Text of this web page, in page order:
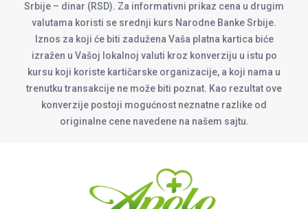
Srbije – dinar (RSD). Za informativni prikaz cena u drugim
valutama koristi se srednji kurs Narodne Banke Srbije.
Iznos za koji će biti zadužena Vaša platna kartica biće
izražen u Vašoj lokalnoj valuti kroz konverziju u istu po
kursu koji koriste kartičarske organizacije, a koji nama u
trenutku transakcije ne može biti poznat. Kao rezultat ove
konverzije postoji mogućnost neznatne razlike od
originalne cene navedene na našem sajtu.